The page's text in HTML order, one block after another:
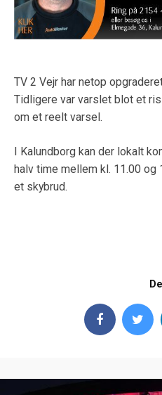
TV 2 Vejr har netop
Tidligere var varslet blot et
om et reelt varsel.
I Kalundborg kan der lokalt
halv time mellem kl. 11.00
et skybrud.
Del